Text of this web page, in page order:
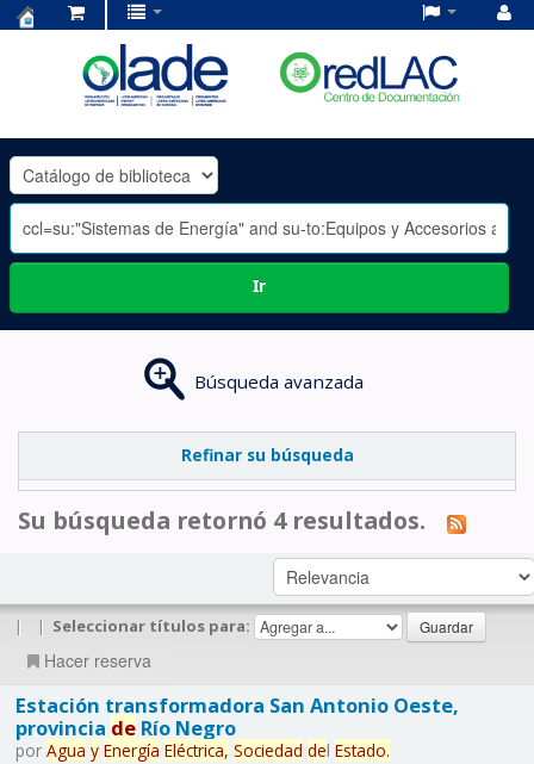
OLADE
-
Ir
Búsqueda avanzada
Refinar su búsqueda
Su búsqueda retornó 4 resultados.
| | Seleccionar títulos para:
Hacer reserva
Estación transformadora San Antonio Oeste,
provincia deRío Negro
por Agua y Energía Eléctrica, Sociedad del Estado.